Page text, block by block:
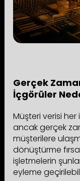
Gerçek
İçgörüler
Müşteri verisi her
ancak gerçek
müşterilere
dönüştürme
işletmelerin
eyleme